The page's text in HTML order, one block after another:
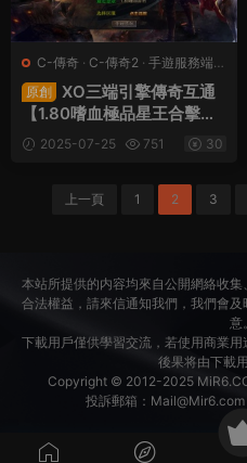
C-傳奇 · C-傳奇2 · 手遊服務端·
端遊服務端
原創
XO三端引擎傳奇互通
【1.80嗜血極品星王合擊】
Win一鍵服務端+PC安卓蘋
果三端+加密工具+視頻架設
2025-07-25 751 30
上一頁 1 2 3
本站所提供的内容均來自公開網絡收
合法權益，請來信通知我們，我們會
意。
下載用戶僅供學習交流，若使用商業
後果将由下載
Copyright © 2012-2025
投訴郵箱： Mail@Mir6.com